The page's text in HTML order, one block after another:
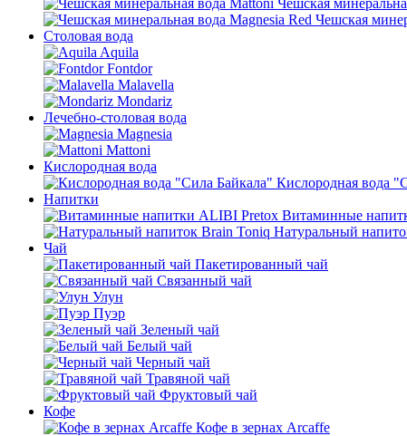
Чешская
Чешская
Столовая вода
Aquila
Fontdor
Malavella
Mondariz
Лечебно-столовая вода
Magnesia
Mattoni
Кислородная вода
Кислородная вода
Напитки
Витаминные
Натуральный
Чай
Пакетированный чай
Связанный чай
Улун
Пуэр
Зеленый чай
Белый чай
Черный чай
Травяной чай
Фруктовый чай
Кофе
Кофе в зернах Arcaffe